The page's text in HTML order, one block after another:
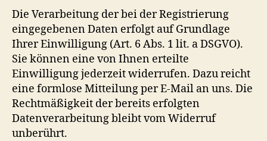
Die Verarbeitung der bei der Registrierung
eingegebenen Daten erfolgt auf Grundlage
Ihrer Einwilligung (Art. 6 Abs. 1 lit. a DSGVO).
Sie können eine von Ihnen erteilte
Einwilligung jederzeit widerrufen. Dazu reicht
eine formlose Mitteilung per E-Mail an uns. Die
Rechtmäßigkeit der bereits erfolgten
Datenverarbeitung bleibt vom Widerruf
unberührt.